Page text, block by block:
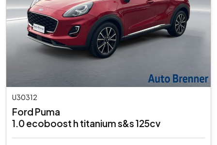
U30312
Ford Puma
1.0 ecoboost h titanium s&s 125cv